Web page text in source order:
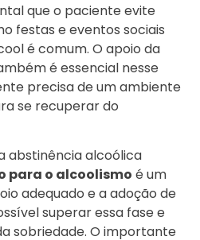
que o paciente evite
festas e eventos sociais
é comum. O apoio da
é essencial nesse
precisa de um ambiente
se recuperar do
abstinência alcoólica
para o alcoolismo é um
adequado e a adoção de
superar essa fase e
sobriedade. O importante